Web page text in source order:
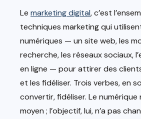
Le marketing digital, c’est
techniques marketing qui
numériques — un site web, les
recherche, les réseaux sociaux,
en ligne — pour attirer des
et les fidéliser. Trois verbes, en
convertir, fidéliser. Le numérique
moyen ; l’objectif, lui, n’a pas